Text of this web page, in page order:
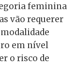
feminina
vão requerer
em nível
o risco de